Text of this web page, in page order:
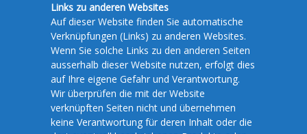
Links zu anderen Websites
Auf dieser Website finden Sie automatische
Verknüpfungen (Links) zu anderen Websites.
Wenn Sie solche Links zu den anderen Seiten
ausserhalb dieser Website nutzen, erfolgt dies
auf Ihre eigene Gefahr und Verantwortung.
Wir überprüfen die mit der Website
verknüpften Seiten nicht und übernehmen
keine Verantwortung für deren Inhalt oder die